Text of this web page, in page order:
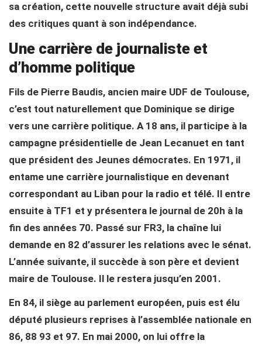
sa création, cette nouvelle structure avait déjà subi
des critiques quant à son indépendance.
Une carrière de journaliste et
d’homme politique
Fils de Pierre Baudis, ancien maire UDF de Toulouse,
c’est tout naturellement que Dominique se dirige
vers une carrière politique. A 18 ans, il participe à la
campagne présidentielle de Jean Lecanuet en tant
que président des Jeunes démocrates. En 1971, il
entame une carrière journalistique en devenant
correspondant au Liban pour la radio et télé. Il entre
ensuite à TF1 et y présentera le journal de 20h à la
fin des années 70. Passé sur FR3, la chaîne lui
demande en 82 d’assurer les relations avec le sénat.
L’année suivante, il succède à son père et devient
maire de Toulouse. Il le restera jusqu’en 2001.
En 84, il siège au parlement européen, puis est élu
député plusieurs reprises à l’assemblée nationale en
86, 88 93 et 97. En mai 2000, on lui offre la